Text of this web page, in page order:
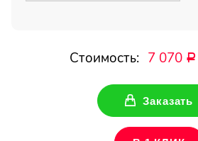
Ваше имяСтоимость: 7 070 Р
Заказать